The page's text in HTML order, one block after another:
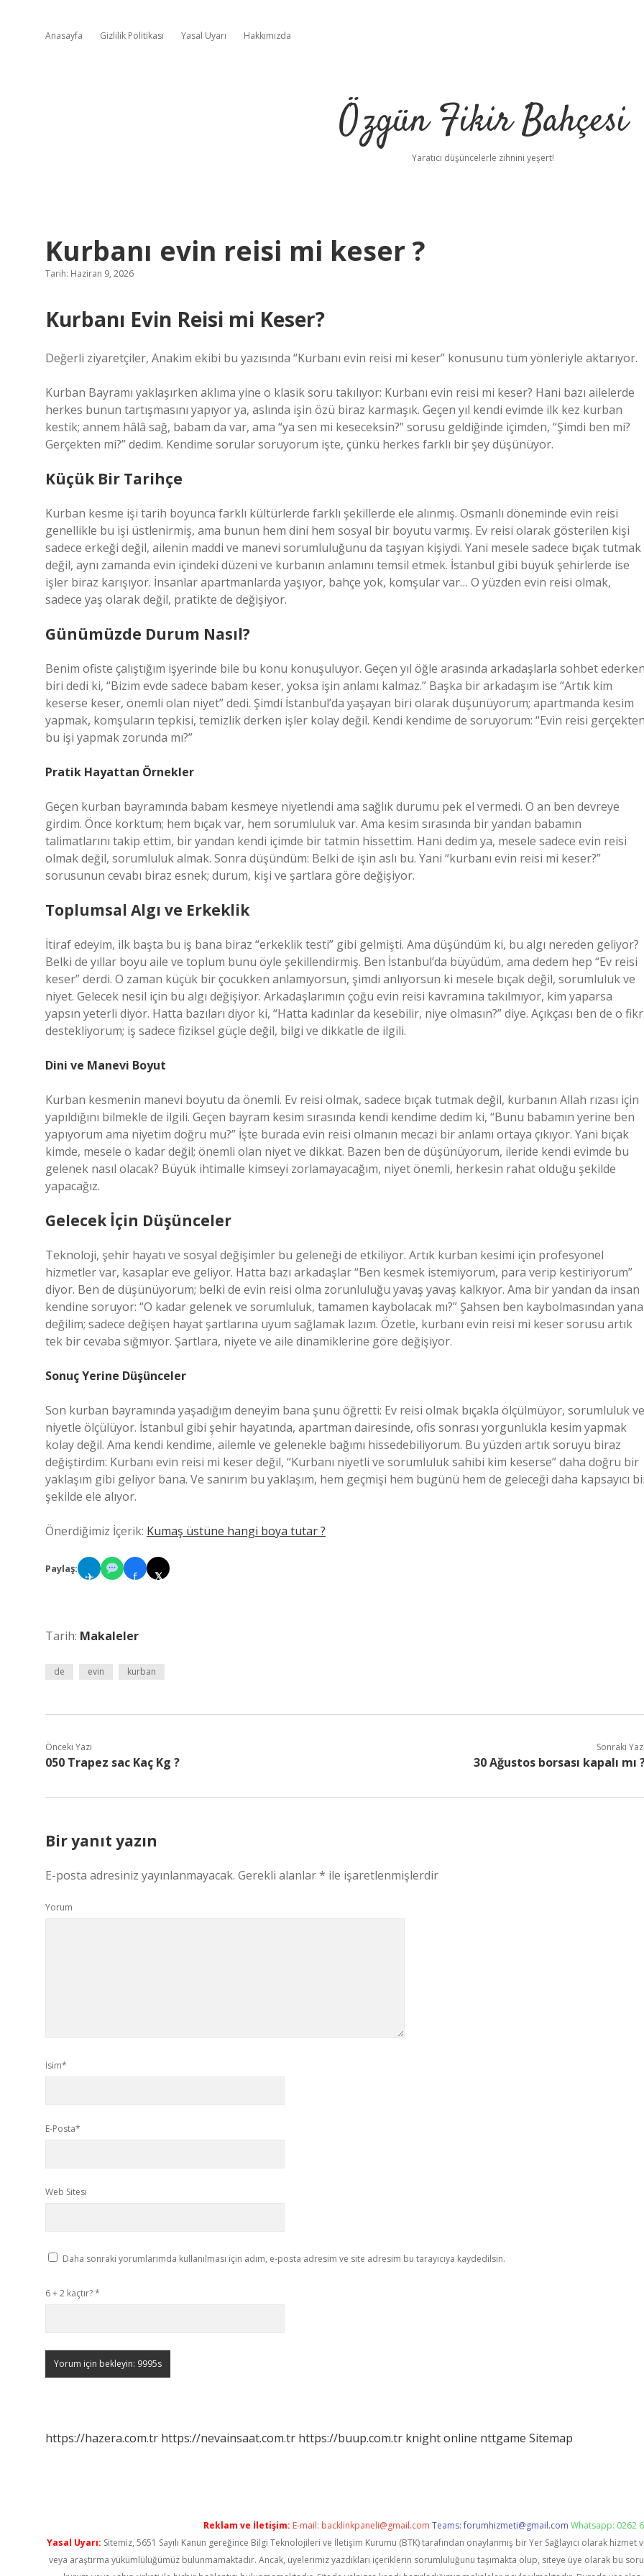
Anasayfa Gizlilik Politikası Yasal Uyarı Hakkımızda
Özgün Fikir Bahçesi
Yaratıcı düşüncelerle zihnini yeşert!
Kurbanı evin reisi mi keser ?
Tarih: Haziran 9, 2026
Kurbanı Evin Reisi mi Keser?
Değerli ziyaretçiler, Anakim ekibi bu yazısında “Kurbanı evin reisi mi keser” konusunu tüm yönleriyle aktarıyor.
Kurban Bayramı yaklaşırken aklıma yine o klasik soru takılıyor: Kurbanı evin reisi mi keser? Hani bazı ailelerde
herkes bunun tartışmasını yapıyor ya, aslında işin özü biraz karmaşık. Geçen yıl kendi evimde ilk kez kurban
kestik; annem hâlâ sağ, babam da var, ama “ya sen mi keseceksin?” sorusu geldiğinde içimden, “Şimdi ben mi?
Gerçekten mi?” dedim. Kendime sorular soruyorum işte, çünkü herkes farklı bir şey düşünüyor.
Küçük Bir Tarihçe
Kurban kesme işi tarih boyunca farklı kültürlerde farklı şekillerde ele alınmış. Osmanlı döneminde evin reisi
genellikle bu işi üstlenirmiş, ama bunun hem dini hem sosyal bir boyutu varmış. Ev reisi olarak gösterilen kişi
sadece erkeği değil, ailenin maddi ve manevi sorumluluğunu da taşıyan kişiydi. Yani mesele sadece bıçak tutmak
değil, aynı zamanda evin içindeki düzeni ve kurbanın anlamını temsil etmek. İstanbul gibi büyük şehirlerde ise
işler biraz karışıyor. İnsanlar apartmanlarda yaşıyor, bahçe yok, komşular var… O yüzden evin reisi olmak,
sadece yaş olarak değil, pratikte de değişiyor.
Günümüzde Durum Nasıl?
Benim ofiste çalıştığım işyerinde bile bu konu konuşuluyor. Geçen yıl öğle arasında arkadaşlarla sohbet
biri dedi ki, “Bizim evde sadece babam keser, yoksa işin anlamı kalmaz.” Başka bir arkadaşım ise “Artık kim
keserse keser, önemli olan niyet” dedi. Şimdi İstanbul’da yaşayan biri olarak düşünüyorum; apartmanda kesim
yapmak, komşuların tepkisi, temizlik derken işler kolay değil. Kendi kendime de soruyorum: “Evin reisi
bu işi yapmak zorunda mı?”
Pratik Hayattan Örnekler
Geçen kurban bayramında babam kesmeye niyetlendi ama sağlık durumu pek el vermedi. O an ben devreye
girdim. Önce korktum; hem bıçak var, hem sorumluluk var. Ama kesim sırasında bir yandan babamın
talimatlarını takip ettim, bir yandan kendi içimde bir tatmin hissettim. Hani dedim ya, mesele sadece evin reisi
olmak değil, sorumluluk almak. Sonra düşündüm: Belki de işin aslı bu. Yani “kurbanı evin reisi mi keser?”
sorusunun cevabı biraz esnek; durum, kişi ve şartlara göre değişiyor.
Toplumsal Algı ve Erkeklik
İtiraf edeyim, ilk başta bu iş bana biraz “erkeklik testi” gibi gelmişti. Ama düşündüm ki, bu algı nereden geliyor?
Belki de yıllar boyu aile ve toplum bunu öyle şekillendirmiş. Ben İstanbul’da büyüdüm, ama dedem hep “Ev reisi
keser” derdi. O zaman küçük bir çocukken anlamıyorsun, şimdi anlıyorsun ki mesele bıçak değil, sorumluluk ve
niyet. Gelecek nesil için bu algı değişiyor. Arkadaşlarımın çoğu evin reisi kavramına takılmıyor, kim yaparsa
yapsın yeterli diyor. Hatta bazıları diyor ki, “Hatta kadınlar da kesebilir, niye olmasın?” diye. Açıkçası ben de o
destekliyorum; iş sadece fiziksel güçle değil, bilgi ve dikkatle de ilgili.
Dini ve Manevi Boyut
Kurban kesmenin manevi boyutu da önemli. Ev reisi olmak, sadece bıçak tutmak değil, kurbanın Allah rızası için
yapıldığını bilmekle de ilgili. Geçen bayram kesim sırasında kendi kendime dedim ki, “Bunu babamın yerine ben
yapıyorum ama niyetim doğru mu?” İşte burada evin reisi olmanın mecazi bir anlamı ortaya çıkıyor. Yani bıçak
kimde, mesele o kadar değil; önemli olan niyet ve dikkat. Bazen ben de düşünüyorum, ileride kendi evimde bu
gelenek nasıl olacak? Büyük ihtimalle kimseyi zorlamayacağım, niyet önemli, herkesin rahat olduğu şekilde
yapacağız.
Gelecek İçin Düşünceler
Teknoloji, şehir hayatı ve sosyal değişimler bu geleneği de etkiliyor. Artık kurban kesimi için profesyonel
hizmetler var, kasaplar eve geliyor. Hatta bazı arkadaşlar “Ben kesmek istemiyorum, para verip kestiriyorum”
diyor. Ben de düşünüyorum; belki de evin reisi olma zorunluluğu yavaş yavaş kalkıyor. Ama bir yandan da insan
kendine soruyor: “O kadar gelenek ve sorumluluk, tamamen kaybolacak mı?” Şahsen ben kaybolmasından yana
değilim; sadece değişen hayat şartlarına uyum sağlamak lazım. Özetle, kurbanı evin reisi mi keser sorusu artık
tek bir cevaba sığmıyor. Şartlara, niyete ve aile dinamiklerine göre değişiyor.
Sonuç Yerine Düşünceler
Son kurban bayramında yaşadığım deneyim bana şunu öğretti: Ev reisi olmak bıçakla ölçülmüyor, sorumluluk ve
niyetle ölçülüyor. İstanbul gibi şehir hayatında, apartman dairesinde, ofis sonrası yorgunlukla kesim yapmak
kolay değil. Ama kendi kendime, ailemle ve gelenekle bağımı hissedebiliyorum. Bu yüzden artık soruyu biraz
değiştirdim: Kurbanı evin reisi mi keser değil, “Kurbanı niyetli ve sorumluluk sahibi kim keserse” daha doğru bir
yaklaşım gibi geliyor bana. Ve sanırım bu yaklaşım, hem geçmişi hem bugünü hem de geleceği daha kapsayıcı
şekilde ele alıyor.
Önerdiğimiz İçerik: Kumaş üstüne hangi boya tutar ?
Paylaş:
✈ f 𝕏
Tarih: Makaleler
de evin kurban
Önceki Yazı
050 Trapez sac Kaç Kg ?
Sonraki
30 Ağustos borsası kapalı mı
Bir yanıt yazın
E-posta adresiniz yayınlanmayacak. Gerekli alanlar* ile işaretlenmişlerdir
Yorum
İsim*
E-Posta*
Web Sitesi
Daha sonraki yorumlarımda kullanılması için adım, e-posta adresim ve site adresim bu tarayıcıya kaydedilsin.
6 + 2 kaçtır?*
https://hazera.com.tr https://nevainsaat.com.tr https://buup.com.tr knight online nttgame Sitemap
Reklam ve İletişim: E-mail: backlinkpaneli@gmail.com Teams:forumhizmeti@gmail.com Whatsapp: 0262
Yasal Uyarı: Sitemiz, 5651 Sayılı Kanun gereğince Bilgi Teknolojileri ve İletişim Kurumu (BTK) tarafından onaylanmış bir Yer Sağlayıcı olarak
veya araştırma yükümlülüğümüz bulunmamaktadır. Ancak, üyelerimiz yazdıkları içeriklerin sorumluluğunu taşımakta olup, siteye üye olarak bu